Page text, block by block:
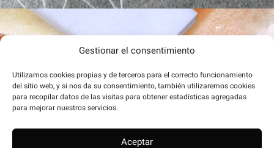
Gestionar el consentimiento
Utilizamos cookies propias y de terceros para el correcto funcionamiento
del sitio web, y si nos da su consentimiento, también utilizaremos cookies
para recopilar datos de las visitas para obtener estadísticas agregadas
para mejorar nuestros servicios.
Aceptar
RECICLAJE